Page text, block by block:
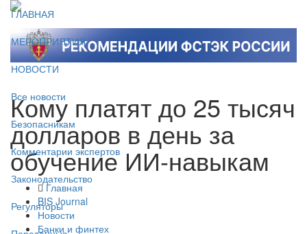
ГЛАВНАЯ
МЕРОПРИЯТИЯ
НОВОСТИ
Все новости
Безопасникам
Комментарии экспертов
Законодательство
Регуляторы
Кому платят до 25 тысяч
долларов в день за
обучение ИИ-навыкам
Главная
BIS Journal
Новости
Банки и финтех